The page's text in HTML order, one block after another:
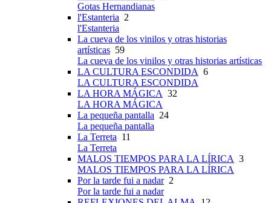
Gotas Hernandianas
l'Estanteria 2
l'Estanteria
La cueva de los vinilos y otras historias
artísticas 59
La cueva de los vinilos y otras historias artísticas
LA CULTURA ESCONDIDA 6
LA CULTURA ESCONDIDA
LA HORA MÁGICA 32
LA HORA MÁGICA
La pequeña pantalla 24
La pequeña pantalla
La Terreta 11
La Terreta
MALOS TIEMPOS PARA LA LÍRICA 3
MALOS TIEMPOS PARA LA LÍRICA
Por la tarde fui a nadar2
Por la tarde fui a nadar